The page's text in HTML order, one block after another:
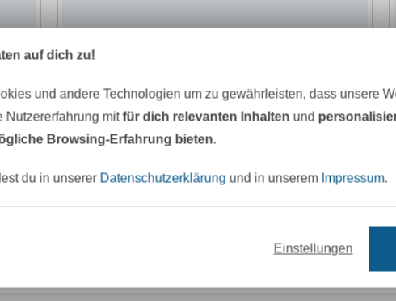
Baumwoll Popeline navy
auf dich zu!
und andere Technologien um zu gewährleisten, dass unsere
Nutzererfahrung mitfür dich relevanten Inhalten und
Browsing-Erfahrung bieten.
du in unserer Datenschutzerklärung und in unserem Impressum.
Einstellungen